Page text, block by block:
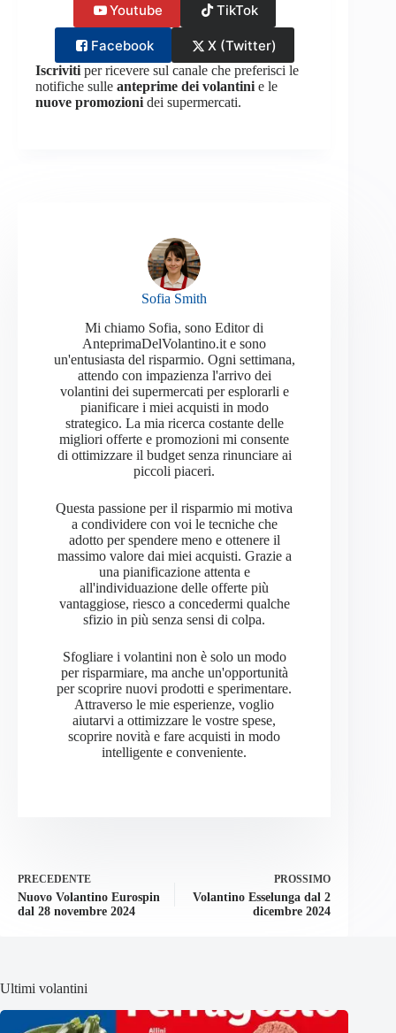
Youtube TikTok
Facebook X (Twitter)
Iscriviti per ricevere sul canale che preferisci le
notifiche sulle anteprime dei volantini e le
nuove promozioni dei supermercati.
Sofia Smith
Mi chiamo Sofia, sono Editor di
AnteprimaDelVolantino.it e sono
un'entusiasta del risparmio. Ogni settimana,
attendo con impazienza l'arrivo dei
volantini dei supermercati per esplorarli e
pianificare i miei acquisti in modo
strategico. La mia ricerca costante delle
migliori offerte e promozioni mi consente
di ottimizzare il budget senza rinunciare ai
piccoli piaceri.
Questa passione per il risparmio mi motiva
a condividere con voi le tecniche che
adotto per spendere meno e ottenere il
massimo valore dai miei acquisti. Grazie a
una pianificazione attenta e
all'individuazione delle offerte più
vantaggiose, riesco a concedermi qualche
sfizio in più senza sensi di colpa.
Sfogliare i volantini non è solo un modo
per risparmiare, ma anche un'opportunità
per scoprire nuovi prodotti e sperimentare.
Attraverso le mie esperienze, voglio
aiutarvi a ottimizzare le vostre spese,
scoprire novità e fare acquisti in modo
intelligente e conveniente.
PRECEDENTE
Nuovo Volantino Eurospin
dal 28 novembre 2024
PROSSIMO
Volantino Esselunga dal 2
dicembre 2024
Ultimi volantini